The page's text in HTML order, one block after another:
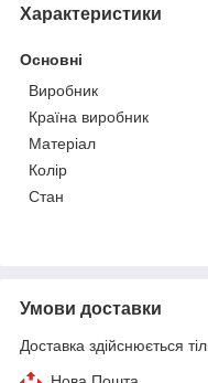
Характеристики
Основні
Виробник
Країна виробник
Матеріал
Колір
Стан
Умови доставки
Доставка здійснюється